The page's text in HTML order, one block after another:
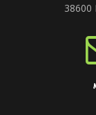
38600